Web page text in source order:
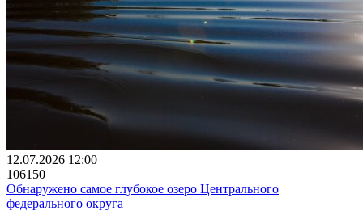
12.07.2026 12:00
106150
Обнаружено самое глубокое озеро Центрального
федерального округа